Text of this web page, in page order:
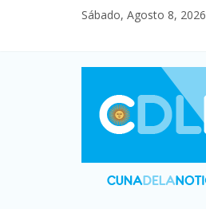
Sábado, Agosto 8, 2026